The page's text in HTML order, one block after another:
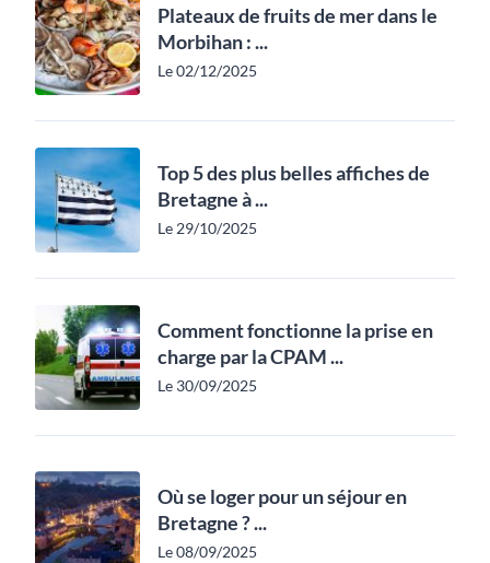
Plateaux de fruits de mer dans le
Morbihan : ...
Le 02/12/2025
Top 5 des plus belles affiches de
Bretagne à ...
Le 29/10/2025
Comment fonctionne la prise en
charge par la CPAM ...
Le 30/09/2025
Où se loger pour un séjour en
Bretagne ? ...
Le 08/09/2025